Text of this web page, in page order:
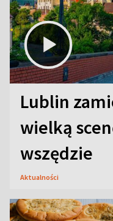
Lublin
wielką
wszędzie
Aktualności